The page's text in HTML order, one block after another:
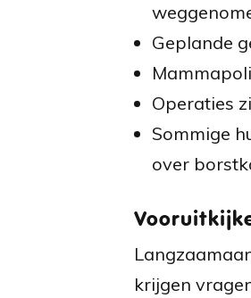
Geplande
Operaties
Sommige
over
krijgen